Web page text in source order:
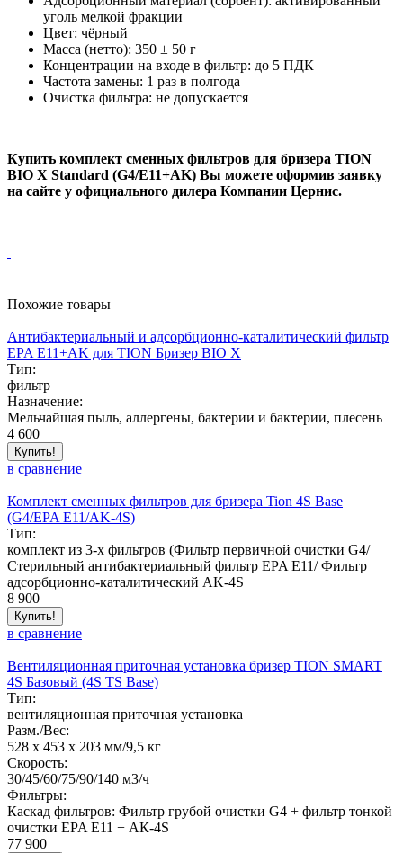
уголь мелкой фракции
Цвет: чёрный
Масса (нетто): 350 ± 50 г
Концентрации на входе в фильтр: до 5 ПДК
Частота замены: 1 раз в полгода
Очистка фильтра: не допускается
Купить комплект сменных фильтров для бризера TION
BIO X Standard (G4/E11+AK) Вы можете оформив заявку
на сайте у официального дилера Компании Цернис.
Похожие товары
Антибактериальный и адсорбционно-каталитический фильтр
EPA E11+AK для TION Бризер BIO X
Тип:
фильтр
Назначение:
Мельчайшая пыль, аллергены, бактерии и бактерии, плесень
4 600
Купить!
в сравнение
Комплект сменных фильтров для бризера Tion 4S Base
(G4/EPA E11/AK-4S)
Тип:
комплект из 3-х фильтров (Фильтр первичной очистки G4/
Стерильный антибактериальный фильтр EPA E11/ Фильтр
адсорбционно-каталитический AK-4S
8 900
Купить!
в сравнение
Вентиляционная приточная установка бризер TION SMART
4S Базовый (4S TS Base)
Тип:
вентиляционная приточная установка
Разм./Вес:
528 х 453 х 203 мм/9,5 кг
Скорость:
30/45/60/75/90/140 м3/ч
Фильтры:
Каскад фильтров: Фильтр грубой очистки G4 + фильтр тонкой
очистки EPA E11 + АК-4S
77 900